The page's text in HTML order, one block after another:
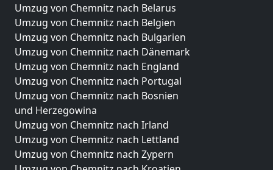
Umzug von Chemnitz nach Belarus
Umzug von Chemnitz nach Belgien
Umzug von Chemnitz nach Bulgarien
Umzug von Chemnitz nach Dänemark
Umzug von Chemnitz nach England
Umzug von Chemnitz nach Portugal
Umzug von Chemnitz nach Bosnien
und Herzegowina
Umzug von Chemnitz nach Irland
Umzug von Chemnitz nach Lettland
Umzug von Chemnitz nach Zypern